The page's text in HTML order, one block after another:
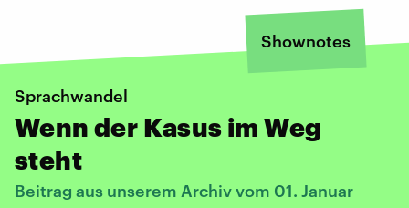
Shownotes
Sprachwandel
Wenn der Kasus im Weg
steht
Beitrag aus unserem Archiv vom 01. Januar